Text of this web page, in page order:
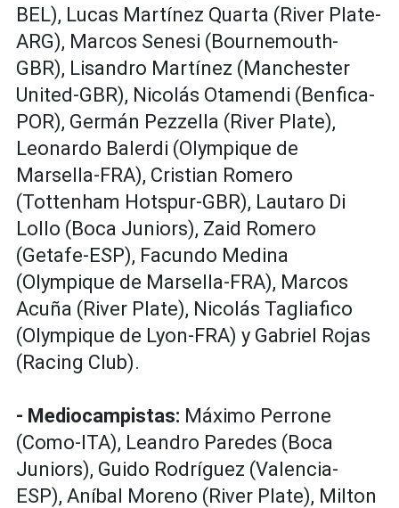
BEL), Lucas Martínez Quarta (River Plate-
ARG), Marcos Senesi (Bournemouth-
GBR), Lisandro Martínez (Manchester
United-GBR), Nicolás Otamendi (Benfica-
POR), Germán Pezzella (River Plate),
Leonardo Balerdi (Olympique de
Marsella-FRA), Cristian Romero
(Tottenham Hotspur-GBR), Lautaro Di
Lollo (Boca Juniors), Zaid Romero
(Getafe-ESP), Facundo Medina
(Olympique de Marsella-FRA), Marcos
Acuña (River Plate), Nicolás Tagliafico
(Olympique de Lyon-FRA) y Gabriel Rojas
(Racing Club).
- Mediocampistas: Máximo Perrone
(Como-ITA), Leandro Paredes (Boca
Juniors), Guido Rodríguez (Valencia-
ESP), Aníbal Moreno (River Plate), Milton